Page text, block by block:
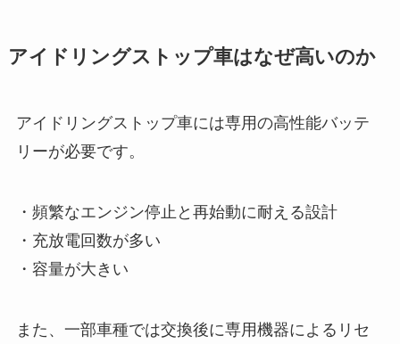
アイドリングストップ車はなぜ高いのか
アイドリングストップ車には専用の高性能バッテ
リーが必要です。
・頻繁なエンジン停止と再始動に耐える設計
・充放電回数が多い
・容量が大きい
また、一部車種では交換後に専用機器によるリセ